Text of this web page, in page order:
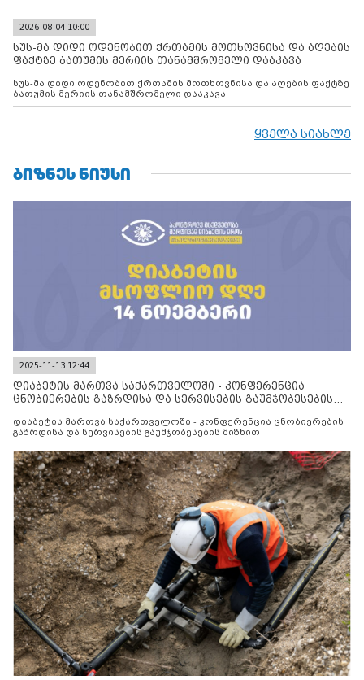
2026-08-04 10:00
სუს-მა დიდი ოდენობით ქრთამის მოთხოვნისა და აღების
ფაქტზე ბათუმის მერიის თანამშრომელი დააკავა
სუს-მა დიდი ოდენობით ქრთამის მოთხოვნისა და აღების ფაქტზე
ბათუმის მერიის თანამშრომელი დააკავა
ყველა სიახლე
ᲑᲘᲖᲜᲔᲡ ᲜᲘᲣᲡᲘ
2025-11-13 12:44
დიაბეტის მართვა საქართველოში - კონფერენცია
ცნობიერების გაზრდისა და სერვისების გაუმჯობესების
დიაბეტის მართვა საქართველოში - კონფერენცია ცნობიერების
გაზრდისა და სერვისების გაუმჯობესების მიზნით